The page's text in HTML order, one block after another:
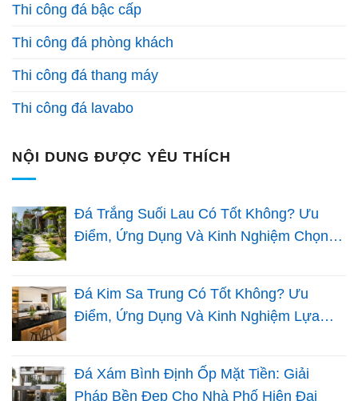
Thi công đá bậc cấp
Thi công đá phòng khách
Thi công đá thang máy
Thi công đá lavabo
NỘI DUNG ĐƯỢC YÊU THÍCH
Đá Trắng Suối Lau Có Tốt Không? Ưu
Điểm, Ứng Dụng Và Kinh Nghiệm Chọn
Đá Kim Sa Trung Có Tốt Không? Ưu
Điểm, Ứng Dụng Và Kinh Nghiệm Lựa
Đá Xám Bình Định Ốp Mặt Tiền: Giải
Pháp Bền Đẹp Cho Nhà Phố Hiện Đại